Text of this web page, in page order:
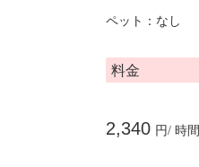
ペット：なし
料金
2,340 円/ 時間